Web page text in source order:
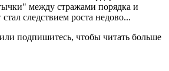
между стражами порядка и
следствием роста недово...
подпишитесь, чтобы читать больше